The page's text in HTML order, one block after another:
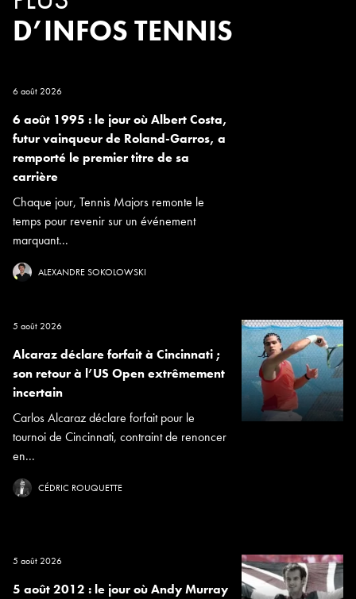
D’INFOS TENNIS
6 août 2026
6 août 1995 : le jour où Albert Costa,
futur vainqueur de Roland-Garros, a
remporté le premier titre de sa
carrière
Chaque jour, Tennis Majors remonte le
temps pour revenir sur un événement
marquant...
ALEXANDRE SOKOLOWSKI
5 août 2026
Alcaraz déclare forfait à Cincinnati ;
son retour à l’US Open extrêmement
incertain
Carlos Alcaraz déclare forfait pour le
tournoi de Cincinnati, contraint de renoncer
en...
CÉDRIC ROUQUETTE
5 août 2026
5 août 2012 : le jour où Andy Murray